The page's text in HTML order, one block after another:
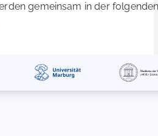
gemeinsam in der